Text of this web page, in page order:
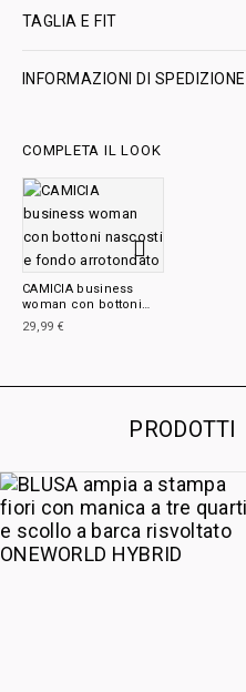
TAGLIA E FIT
INFORMAZIONI DI SPEDIZIONE
COMPLETA IL LOOK
CAMICIA business
woman con bottoni
nascosti e fondo
arrotondato
29,99 €
PRODOTTI